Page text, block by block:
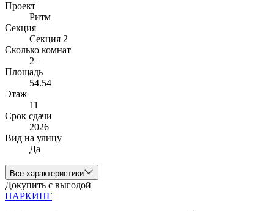
Проект
Ритм
Секция
Секция 2
Сколько комнат
2+
Площадь
54.54
Этаж
11
Срок сдачи
2026
Вид на улицу
Да
Все характеристики
Докупить с выгодой
ПАРКИНГ